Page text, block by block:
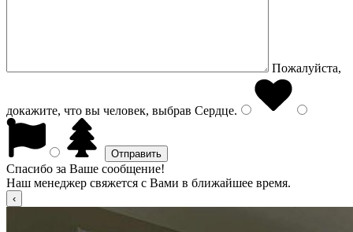
Пожалуйста,
докажите, что вы человек, выбрав Сердце.
Спасибо за Ваше сообщение!
Наш менеджер свяжется с Вами в ближайшее время.